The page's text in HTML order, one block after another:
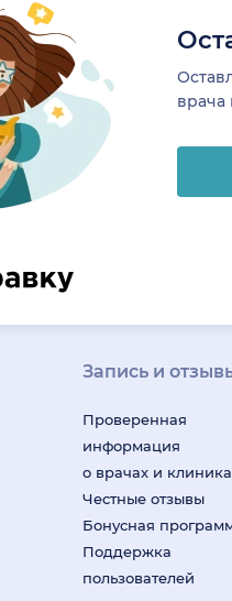
врача
Запись и
Проверенная
информация
о врачах и
Честные отзывы
Бонусная
Поддержка
пользователей